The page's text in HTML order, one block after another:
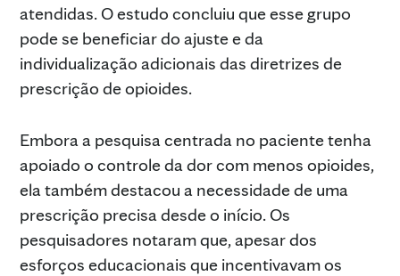
atendidas. O estudo concluiu que esse grupo
pode se beneficiar do ajuste e da
individualização adicionais das diretrizes de
prescrição de opioides.
Embora a pesquisa centrada no paciente tenha
apoiado o controle da dor com menos opioides,
ela também destacou a necessidade de uma
prescrição precisa desde o início. Os
pesquisadores notaram que, apesar dos
esforços educacionais que incentivavam os